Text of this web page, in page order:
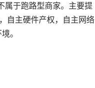
属于跑路型商家。主要提
自主硬件产权，自主网络
。